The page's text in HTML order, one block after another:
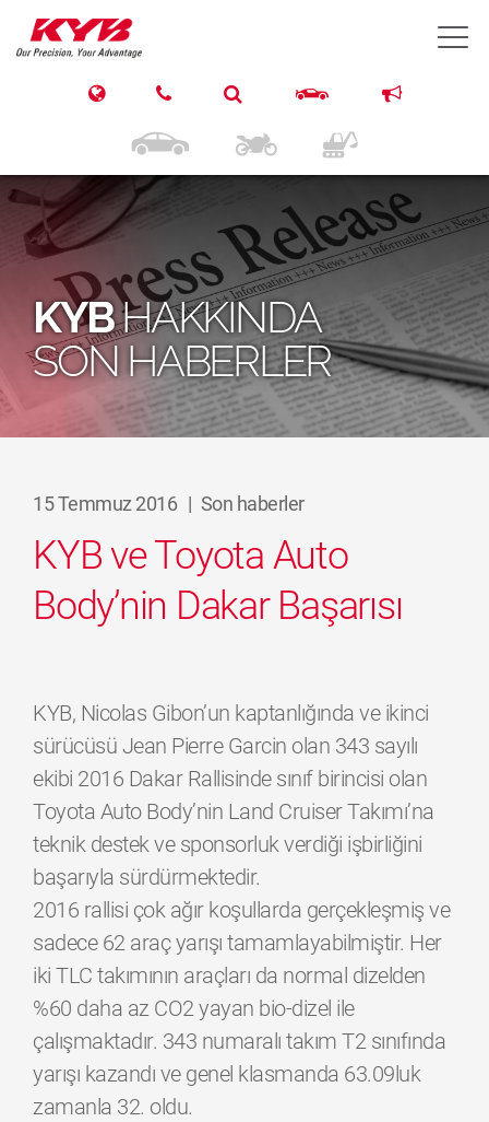
KYBHAKKINDA
SON HABERLER
15 Temmuz 2016 | Son haberler
KYB ve Toyota Auto
Body’nin Dakar Başarısı
KYB, Nicolas Gibon’un kaptanlığında ve ikinci
sürücüsü Jean Pierre Garcin olan 343 sayılı
ekibi 2016 Dakar Rallisinde sınıf birincisi olan
Toyota Auto Body’nin Land Cruiser Takımı’na
teknik destek ve sponsorluk verdiği işbirliğini
başarıyla sürdürmektedir.
2016 rallisi çok ağır koşullarda gerçekleşmiş ve
sadece 62 araç yarışı tamamlayabilmiştir. Her
iki TLC takımının araçları da normal dizelden
%60 daha az CO2 yayan bio-dizel ile
çalışmaktadır. 343 numaralı takım T2 sınıfında
yarışı kazandı ve genel klasmanda 63.09luk
zamanla 32. oldu.